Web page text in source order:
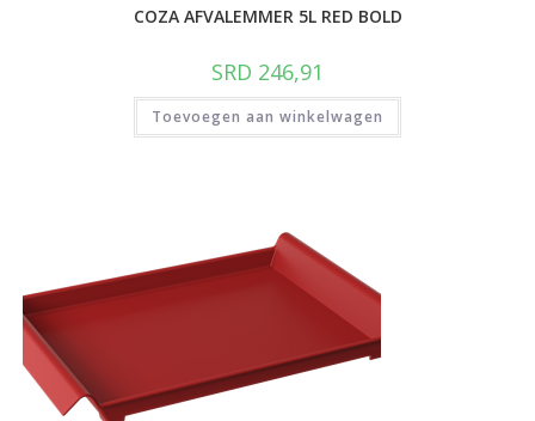
COZA AFVALEMMER 5L RED BOLD
SRD 246,91
Toevoegen aan winkelwagen